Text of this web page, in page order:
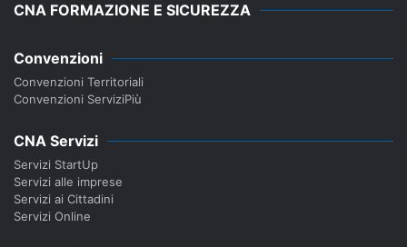
CNA FORMAZIONE E SICUREZZA
Convenzioni
Convenzioni Territoriali
Convenzioni ServiziPiù
CNA Servizi
Servizi StartUp
Servizi alle imprese
Servizi ai Cittadini
Servizi Online